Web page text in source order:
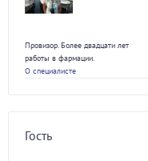
Провизор. Более двадцати лет
работы в фармации.
О специалисте
Гость